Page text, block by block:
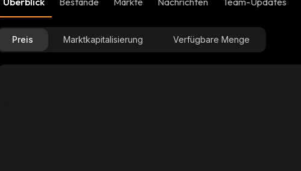
Preis Marktkapitalisierung Verfügbare Menge